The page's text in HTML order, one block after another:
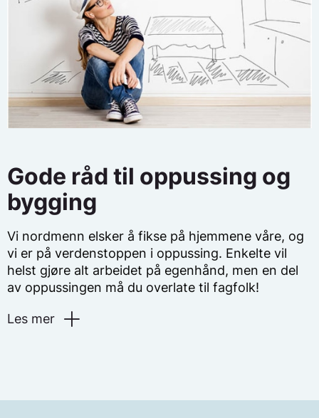
Gode råd til oppussing og
bygging
Vi nordmenn elsker å fikse på hjemmene våre, og
vi er på verdenstoppen i oppussing. Enkelte vil
helst gjøre alt arbeidet på egenhånd, men en del
av oppussingen må du overlate til fagfolk!
Les mer
oppussing. Selv når du «kun» skal male en vegg,